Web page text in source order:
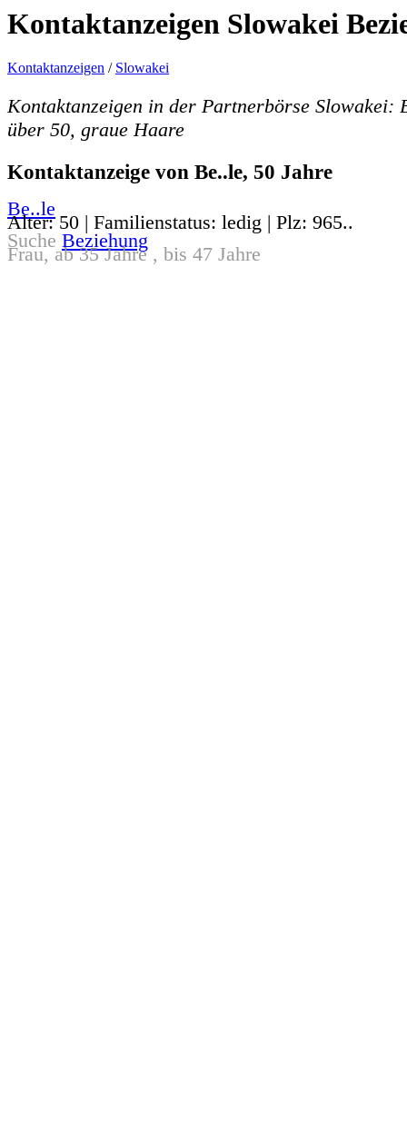
Kontaktanzeigen Slowakei
Kontaktanzeigen / Slowakei
Kontaktanzeigen in der Partnerbörse Slowakei:
über 50, graue Haare
Kontaktanzeige von Be..le, 50 Jahre
Be..le
Alter: 50 | Familienstatus: ledig | Plz: 965..
Suche Beziehung
Frau, ab 35 Jahre , bis 47 Jahre